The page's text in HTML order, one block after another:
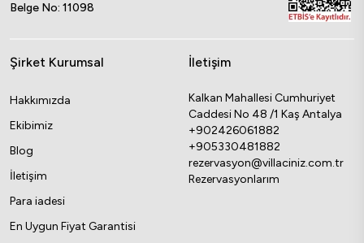
Belge No: 11098
Şirket Kurumsal
Hakkımızda
Ekibimiz
Blog
İletişim
Para iadesi
En Uygun Fiyat Garantisi
İletişim
Kalkan Mahallesi Cumhuriyet
Caddesi No 48 /1 Kaş Antalya
+902426061882
+905330481882
rezervasyon@villaciniz.com.tr
Rezervasyonlarım